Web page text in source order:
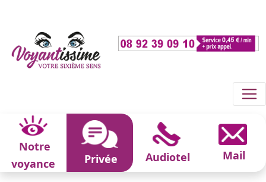
Notre
voyance
Privée Audiotel Mail